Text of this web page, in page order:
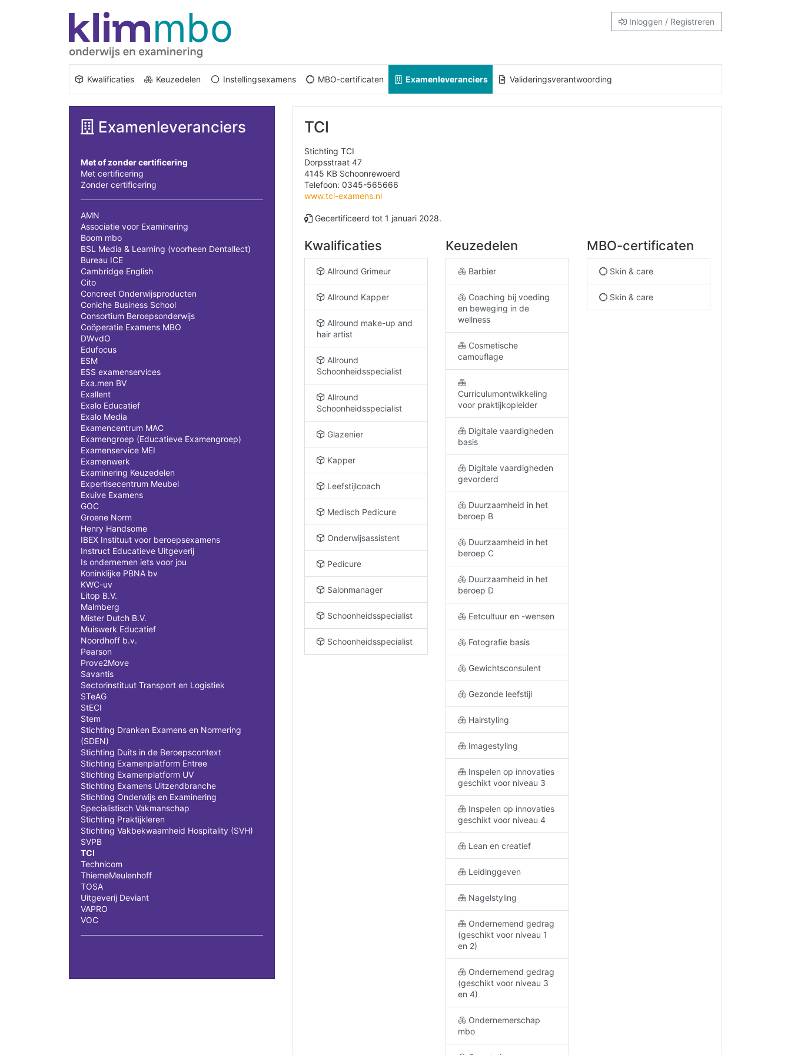
Inloggen / Registreren
Kwalificaties Keuzedelen Instellingsexamens MBO-certificaten Examenleveranciers Valideringsverantwoording
Examenleveranciers
Met of zonder certificering
Met certificering
Zonder certificering
AMN
Associatie voor Examinering
Boom mbo
BSL Media & Learning (voorheen Dentallect)
Bureau ICE
Cambridge English
Cito
Concreet Onderwijsproducten
Coniche Business School
Consortium Beroepsonderwijs
Coöperatie Examens MBO
DWvdO
Edufocus
ESM
ESS examenservices
Exa.men BV
Exallent
Exalo Educatief
Exalo Media
Examencentrum MAC
Examengroep (Educatieve Examengroep)
Examenservice MEI
Examenwerk
Examinering Keuzedelen
Expertisecentrum Meubel
Exuive Examens
GOC
Groene Norm
Henry Handsome
IBEX Instituut voor beroepsexamens
Instruct Educatieve Uitgeverij
Is ondernemen iets voor jou
Koninklijke PBNA bv
KWC-uv
Litop B.V.
Malmberg
Mister Dutch B.V.
Muiswerk Educatief
Noordhoff b.v.
Pearson
Prove2Move
Savantis
Sectorinstituut Transport en Logistiek
STeAG
StECI
Stem
Stichting Dranken Examens en Normering
(SDEN)
Stichting Duits in de Beroepscontext
Stichting Examenplatform Entree
Stichting Examenplatform UV
Stichting Examens Uitzendbranche
Stichting Onderwijs en Examinering
Specialistisch Vakmanschap
Stichting Praktijkleren
Stichting Vakbekwaamheid Hospitality (SVH)
SVPB
TCI
Technicom
ThiemeMeulenhoff
TOSA
Uitgeverij Deviant
VAPRO
VOC
TCI
Stichting TCI
Dorpsstraat 47
4145 KB Schoonrewoerd
Telefoon: 0345-565666
www.tci-examens.nl
Gecertificeerd tot 1 januari 2028.
Kwalificaties
Allround Grimeur
Allround Kapper
Allround make-up and
hair artist
Allround
Schoonheidsspecialist
Allround
Schoonheidsspecialist
Glazenier
Kapper
Leefstijlcoach
Medisch Pedicure
Onderwijsassistent
Pedicure
Salonmanager
Schoonheidsspecialist
Schoonheidsspecialist
Keuzedelen
Barbier
Coaching bij voeding
en beweging in de
wellness
Cosmetische
camouflage
Curriculumontwikkeling
voor praktijkopleider
Digitale vaardigheden
basis
Digitale vaardigheden
gevorderd
Duurzaamheid in het
beroep B
Duurzaamheid in het
beroep C
Duurzaamheid in het
beroep D
Eetcultuur en -wensen
Fotografie basis
Gewichtsconsulent
Gezonde leefstijl
Hairstyling
Imagestyling
Inspelen op innovaties
geschikt voor niveau 3
Inspelen op innovaties
geschikt voor niveau 4
Lean en creatief
Leidinggeven
Nagelstyling
Ondernemend gedrag
(geschikt voor niveau 1
en 2)
Ondernemend gedrag
(geschikt voor niveau 3
en 4)
Ondernemerschap
mbo
MBO-certificaten
Skin & care
Skin & care